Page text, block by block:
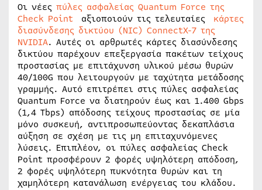
Οι νέες πύλες ασφαλείας Quantum Force της
Check Point
αξιοποιούν τις τελευταίες
κάρτες
διασύνδεσης δικτύου (NIC) ConnectX-7 της
NVIDIA. Αυτές οι αρθρωτές κάρτες διασύνδεσης
δικτύου παρέχουν επεξεργασία πακέτων τείχους
προστασίας με επιτάχυνση υλικού μέσω θυρών
40/100G που λειτουργούν με ταχύτητα μετάδοσης
γραμμής. Αυτό επιτρέπει στις πύλες ασφαλείας
Quantum Force να διατηρούν έως και 1.400 Gbps
(1,4 Tbps) απόδοσης τείχους προστασίας σε μία
μόνο συσκευή, αντιπροσωπεύοντας δεκαπλάσια
αύξηση σε σχέση με τις μη επιταχυνόμενες
λύσεις. Επιπλέον, οι πύλες ασφαλείας Check
Point προσφέρουν 2 φορές υψηλότερη απόδοση,
2 φορές υψηλότερη πυκνότητα θυρών και τη
χαμηλότερη κατανάλωση ενέργειας του κλάδου.